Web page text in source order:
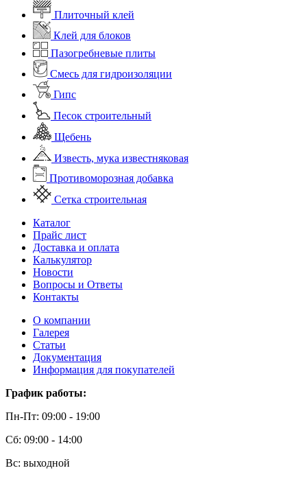
Плиточный клей
Клей для блоков
Пазогребневые плиты
Смесь для гидроизоляции
Гипс
Песок строительный
Щебень
Известь, мука известняковая
Противоморозная добавка
Сетка строительная
Каталог
Прайс лист
Доставка и оплата
Калькулятор
Новости
Вопросы и Ответы
Контакты
О компании
Галерея
Статьи
Документация
Информация для покупателей
График работы:
Пн-Пт: 09:00 - 19:00
Сб: 09:00 - 14:00
Вс: выходной